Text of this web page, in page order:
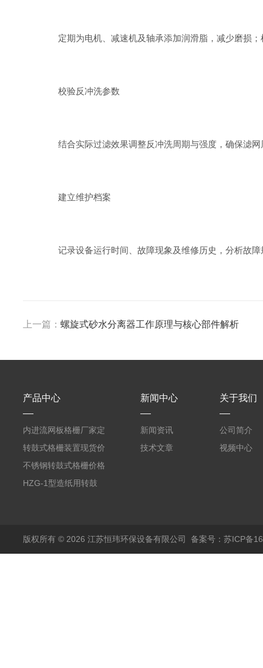
定期为电机、减速机及轴承添加润滑脂，减少磨损；
校验反冲洗参数
结合实际过滤效果调整反冲洗周期与强度，确保滤网
建立维护档案
记录设备运行时间、故障现象及维修历史，分析故障
上一篇： 螺旋式砂水分离器工作原理与核心部件解析
产品中心
内进流网板格栅厂家定
制
转鼓式格栅装置现货价
格
不锈钢转鼓式格栅价格
HZG-1型造纸用转鼓
新闻中心
新闻资讯
技术文章
关于我们
公司简介
视频中心
版权所有 © 2026 江苏恒玮环保设备有限公司 备案号：苏ICP备